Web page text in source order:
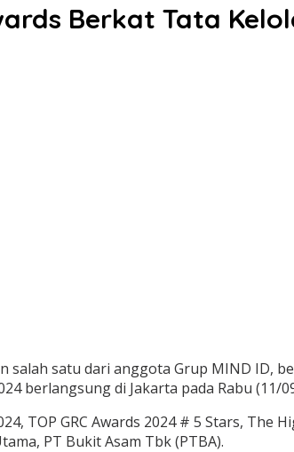
Berkat Tata
salah satu dari anggota Grup MIND ID,
berlangsung di Jakarta pada Rabu (11/
TOP GRC Awards 2024 # 5 Stars, The
PT Bukit Asam Tbk (PTBA).